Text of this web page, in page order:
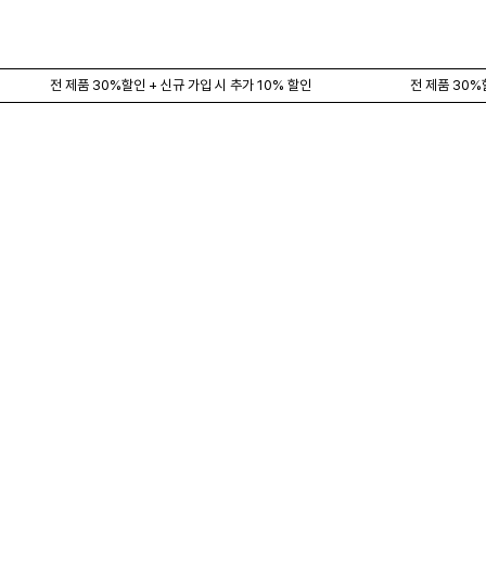
전 제품 30%할인 + 신규 가입 시 추가 10% 할인 전 제품 30%